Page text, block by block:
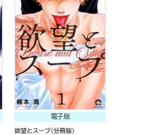
電子版
欲望とスープ（分冊版）